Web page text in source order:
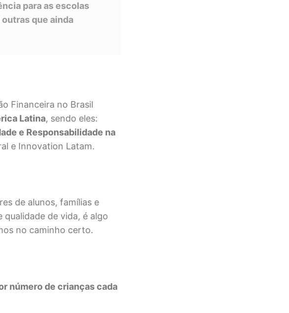
para as escolas
que ainda
Financeira no Brasil
Latina, sendo eles:
e Responsabilidade na
e Innovation Latam.
de alunos, famílias e
qualidade de vida, é algo
no caminho certo.
número de crianças cada